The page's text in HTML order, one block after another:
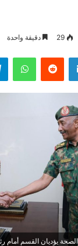
29 دقيقة واحدة
لينكدإن
والصحة يؤديان القسم